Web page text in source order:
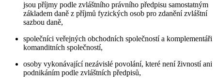
jsou příjmy podle zvláštního právního předpisu samostatným
základem daně z příjmů fyzických osob pro zdanění zvláštní
sazbou daně,
společníci veřejných obchodních společností a komplementáři
komanditních společností,
osoby vykonávající nezávislé povolání, které není živností ani
podnikáním podle zvláštních předpisů,